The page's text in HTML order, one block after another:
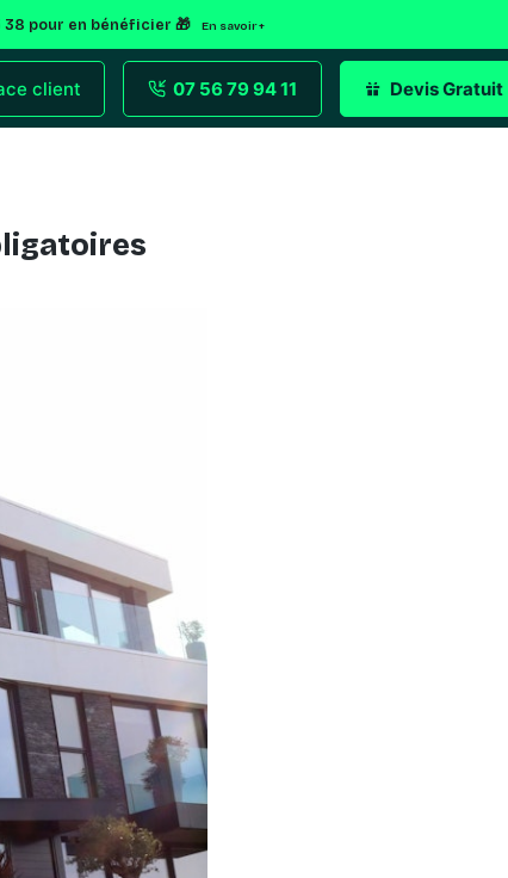
38 pour en bénéficier 🎁 En savoir +
client 07 56 79 94 11 Devis Gratuit